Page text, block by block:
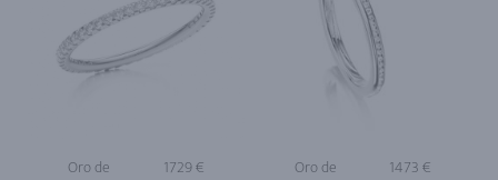
Oro de
1729 €
Oro de
1473 €